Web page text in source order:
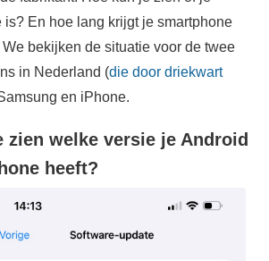
is? En hoe lang krijgt je smartphone
bekijken de situatie voor de twee
in Nederland (die door driekwart
en iPhone.
zien welke versie je Android
heeft?